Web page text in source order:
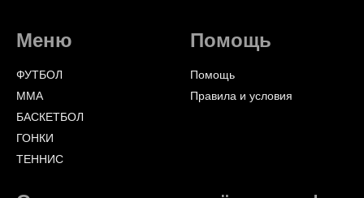
Меню
ФУТБОЛ
ММА
БАСКЕТБОЛ
ГОНКИ
ТЕННИС
Помощь
Помощь
Правила и условия